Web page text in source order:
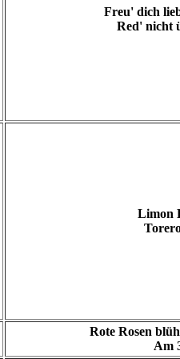
Freu' dich
Red' nicht
Limon
Rote Rosen
Am